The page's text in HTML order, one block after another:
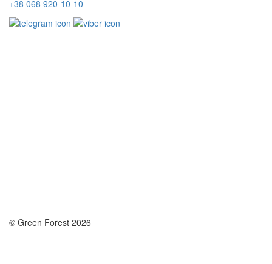
+38 068 920-10-10
© Green Forest 2026